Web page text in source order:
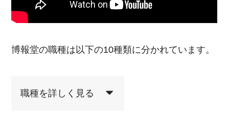
博報堂の職種は以下の10種類に分かれています。
職種を詳しく見る